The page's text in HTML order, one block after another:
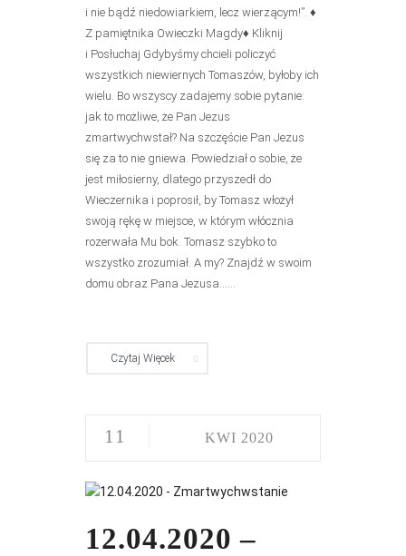
i nie bądź niedowiarkiem, lecz wierzącym!”. ♦
Z pamiętnika Owieczki Magdy♦ Kliknij
i Posłuchaj Gdybyśmy chcieli policzyć
wszystkich niewiernych Tomaszów, byłoby ich
wielu. Bo wszyscy zadajemy sobie pytanie:
jak to możliwe, że Pan Jezus
zmartwychwstał? Na szczęście Pan Jezus
się za to nie gniewa. Powiedział o sobie, że
jest miłosierny, dlatego przyszedł do
Wieczernika i poprosił, by Tomasz włożył
swoją rękę w miejsce, w którym włócznia
rozerwała Mu bok. Tomasz szybko to
wszystko zrozumiał. A my? Znajdź w swoim
domu obraz Pana Jezusa......
Czytaj Więcek
11 KWI 2020
12.04.2020 –